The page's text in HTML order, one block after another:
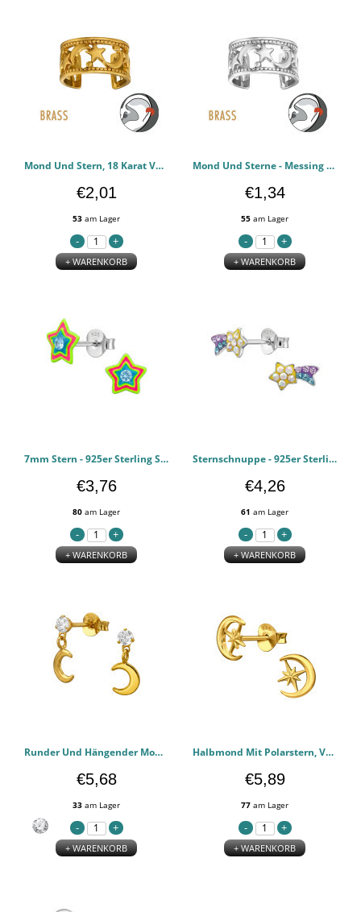
Mond Und Stern, 18 Karat Vergoldetes Messing - Messing Ohrklemmen & Ohrstecker PCJW50793
€2,01
53 am Lager
+ WARENKORB
Mond Und Sterne - Messing Ohrklemmen & Ohrstecker PCJW50792
€1,34
55 am Lager
+ WARENKORB
7mm Stern - 925er Sterling Silber Kinderohrstecker PCJW50716
€3,76
80 am Lager
+ WARENKORB
Sternschnuppe - 925er Sterling Silber Juwelenbesetzte Ohrstecker PCJW50707
€4,26
61 am Lager
+ WARENKORB
Runder Und Hängender Mond - 925er Sterling Silber Zirkonia Ohrstecker PCJW50705
€5,68
33 am Lager
+ WARENKORB
Halbmond Mit Polarstern, Vergoldet - 925er Sterling Silber Einfache Ohrstecker PCJW50681
€5,89
77 am Lager
+ WARENKORB